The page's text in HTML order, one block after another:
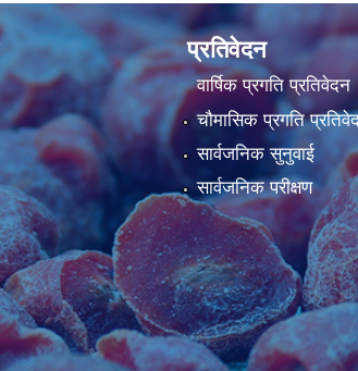
प्रतिवेदन
वार्षिक प्रगति प्रतिवेदन
चौमासिक प्रगति
सार्वजनिक सुनुवाई
सार्वजनिक परीक्षण